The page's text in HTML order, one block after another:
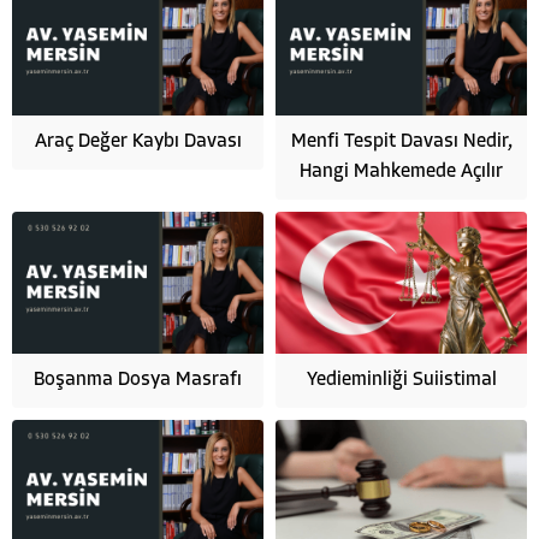
Araç Değer Kaybı Davası
Menfi Tespit Davası Nedir,
Hangi Mahkemede Açılır
Boşanma Dosya Masrafı Yedieminliği Suiistimal